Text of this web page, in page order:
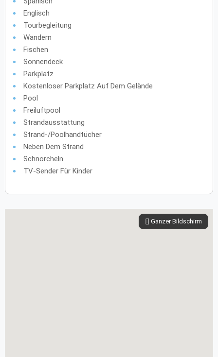
Englisch
Tourbegleitung
Wandern
Fischen
Sonnendeck
Parkplatz
Kostenloser Parkplatz Auf Dem Gelände
Pool
Freiluftpool
Strandausstattung
Strand-/Poolhandtücher
Neben Dem Strand
Schnorcheln
TV-Sender Für Kinder
Ganzer Bildschirm